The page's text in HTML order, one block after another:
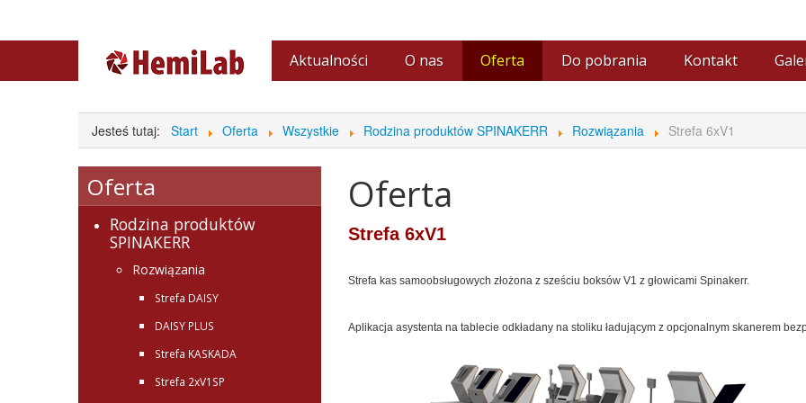
Aktualności
Archiwum
O nas
Partnerzy
Oferta Do pobrania Kontakt
Jesteś tutaj: Start Oferta Wszystkie Rodzina produktów SPINAKERR Rozwiązania Strefa 6xV1
Oferta
Rodzina produktów
SPINAKERR
Rozwiązania
Strefa DAISY
DAISY PLUS
Strefa KASKADA
Strefa 2xV1SP
Oferta
Strefa 6xV1
Strefa kas samoobsługowych złożona z sześciu boksów V1 z głowicami Spinakerr.
Aplikacja asystenta na tablecie odkładany na stoliku ładującym z opcjonalnym skanerem